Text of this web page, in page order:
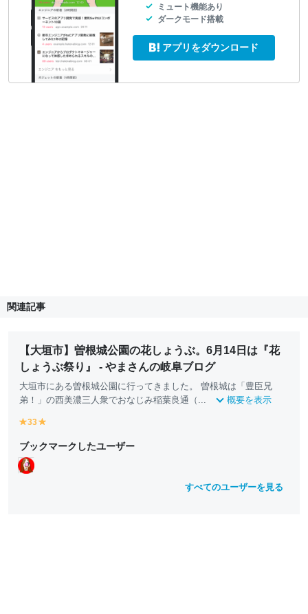
ミュート機能あり
ダークモード搭載
アプリをダウンロード
関連記事
【大垣市】曽根城公園の花しょうぶ。6月14日は『花
しょうぶ祭り』 - やまさんの岐阜ブログ
大垣市にある曽根城公園に行ってきました。 曽根城は「豊臣兄
弟！」の西美濃三人衆でおなじみ稲葉良通（...
概要を表示
y
ll
o
w
33
ll
ブックマークしたユーザー
すべてのユーザーを見る